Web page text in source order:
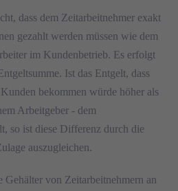
dass dem Zeitarbeitnehmer exakt
gezahlt werden müssen wie dem
im Kundenbetrieb. Es erfolgt
Ist das Entgelt, dass
bekommen würde höher als
Arbeitgeber - dem
so ist diese Differenz durch die
auszugleichen.
von Zeitarbeitnehmern an